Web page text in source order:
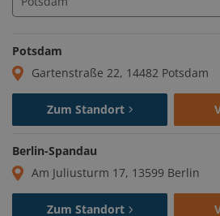
Potsdam
Gartenstraße 22, 14482 Potsdam
Zum Standort
Berlin-Spandau
Am Juliusturm 17, 13599 Berlin
Zum Standort